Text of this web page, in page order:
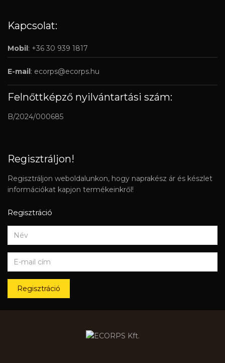
Kapcsolat:
Mobil: +36 30 939 1817
E-mail: ecorps@ecorps.hu
Felnőttképző nyilvántartási szám:
B/2024/000685
Regisztráljon!
Regisztráljon weboldalunkon, hogy naprakész ár és készlet
információkat kapjon termékeinkről!
Regisztráció
Regisztráció